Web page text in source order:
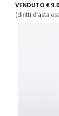
VENDUTO €
(diritti d'asta